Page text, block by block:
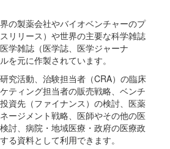
の製薬会社やバイオベンチャーのプ
リリース）や世界の主要な科学雑誌
学雑誌（医学誌、医学ジャーナ
を元に作製されています。
究活動、治験担当者（CRA）の臨床
ティング担当者の販売戦略、ベンチ
資先（ファイナンス）の検討、医薬
ージメント戦略、医師やその他の医
討、病院・地域医療・政府の医療政
る資料として利用できます。